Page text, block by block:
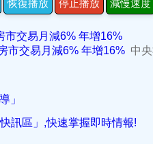
恢復播放 停止播放 減慢速度
市交易月減6% 年增16%
市交易月減6% 年增16% 中
」
訊區」,快速掌握即時情報!